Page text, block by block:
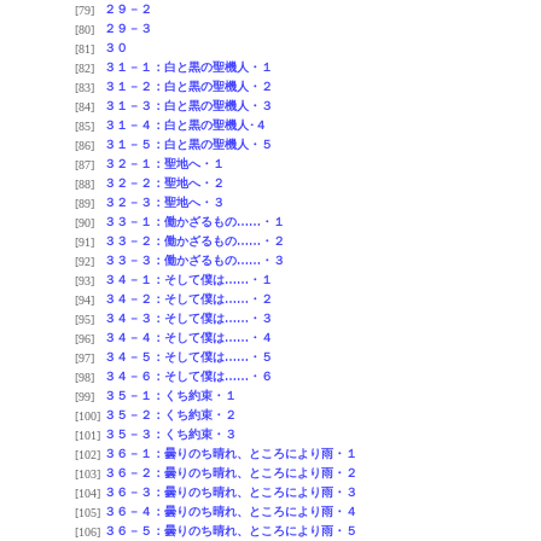
[79]
２９－２
[80]
２９－３
[81]
３０
[82]
３１－１：白と黒の聖機人・１
[83]
３１－２：白と黒の聖機人・２
[84]
３１－３：白と黒の聖機人・３
[85]
３１－４：白と黒の聖機人･４
[86]
３１－５：白と黒の聖機人・５
[87]
３２－１：聖地へ・１
[88]
３２－２：聖地へ・２
[89]
３２－３：聖地へ・３
[90]
３３－１：働かざるもの……・１
[91]
３３－２：働かざるもの……・２
[92]
３３－３：働かざるもの……・３
[93]
３４－１：そして僕は……・１
[94]
３４－２：そして僕は……・２
[95]
３４－３：そして僕は……・３
[96]
３４－４：そして僕は……・４
[97]
３４－５：そして僕は……・５
[98]
３４－６：そして僕は……・６
[99]
３５－１：くち約束・１
[100] ３５－２：くち約束・２
[101] ３５－３：くち約束・３
[102] ３６－１：曇りのち晴れ、ところにより雨・１
[103] ３６－２：曇りのち晴れ、ところにより雨・２
[104] ３６－３：曇りのち晴れ、ところにより雨・３
[105] ３６－４：曇りのち晴れ、ところにより雨・４
[106] ３６－５：曇りのち晴れ、ところにより雨・５